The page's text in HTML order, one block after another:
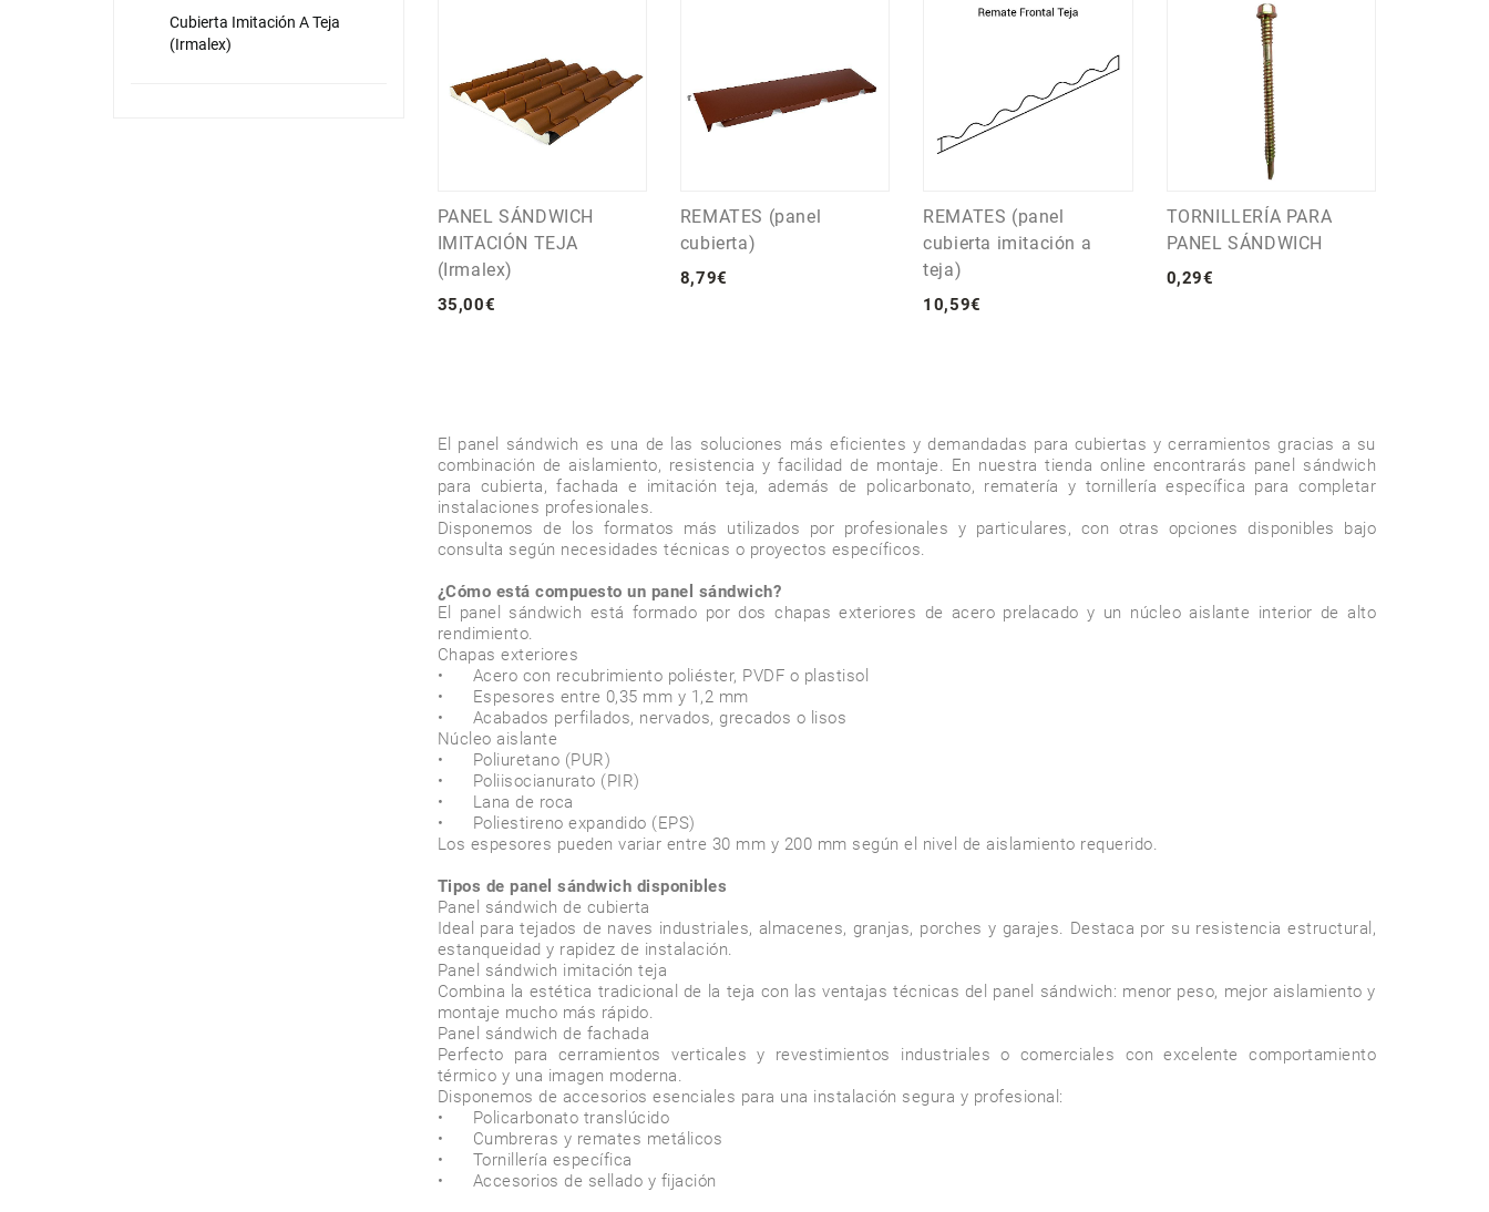
PANEL SÁNDWICH
IMITACIÓN TEJA
(Irmalex)
35,00€
REMATES (panel
cubierta)
8,79€
REMATES (panel
cubierta imitación a
teja)
10,59€
TORNILLERÍA PARA
PANEL SÁNDWICH
0,29€
El panel sándwich es una de las soluciones más eficientes y demandadas para cubiertas y cerramientos gracias a su
combinación de aislamiento, resistencia y facilidad de montaje. En nuestra tienda online encontrarás panel sándwich
para cubierta, fachada e imitación teja, además de policarbonato, rematería y tornillería específica para completar
instalaciones profesionales.
Disponemos de los formatos más utilizados por profesionales y particulares, con otras opciones disponibles bajo
consulta según necesidades técnicas o proyectos específicos.
¿Cómo está compuesto un panel sándwich?
El panel sándwich está formado por dos chapas exteriores de acero prelacado y un núcleo aislante interior de alto
rendimiento.
Chapas exteriores
•	Acero con recubrimiento poliéster, PVDF o plastisol
•	Espesores entre 0,35 mm y 1,2 mm
•	Acabados perfilados, nervados, grecados o lisos
Núcleo aislante
•	Poliuretano (PUR)
•	Poliisocianurato (PIR)
•	Lana de roca
•	Poliestireno expandido (EPS)
Los espesores pueden variar entre 30 mm y 200 mm según el nivel de aislamiento requerido.
Tipos de panel sándwich disponibles
Panel sándwich de cubierta
Ideal para tejados de naves industriales, almacenes, granjas, porches y garajes. Destaca por su resistencia estructural,
estanqueidad y rapidez de instalación.
Panel sándwich imitación teja
Combina la estética tradicional de la teja con las ventajas técnicas del panel sándwich: menor peso, mejor aislamiento y
montaje mucho más rápido.
Panel sándwich de fachada
Perfecto para cerramientos verticales y revestimientos industriales o comerciales con excelente comportamiento
térmico y una imagen moderna.
Disponemos de accesorios esenciales para una instalación segura y profesional:
•	Policarbonato translúcido
•	Cumbreras y remates metálicos
•	Tornillería específica
•	Accesorios de sellado y fijación
Cubierta Imitación A Teja
(Irmalex)